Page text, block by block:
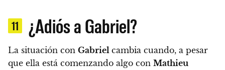
11 ¿Adiós a Gabriel?
La situación con Gabriel cambia cuando, a pesar
que ella está comenzando algo con Mathieu